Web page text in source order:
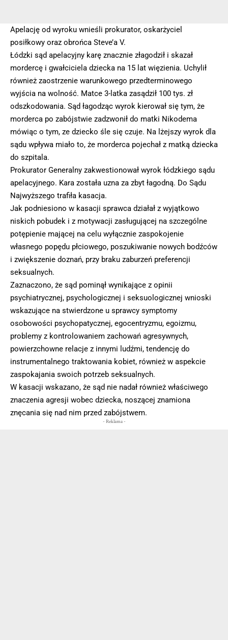
Apelację od wyroku wnieśli prokurator, oskarżyciel
posiłkowy oraz obrońca Steve’a V.
Łódzki sąd apelacyjny karę znacznie złagodził i skazał
mordercę i gwałciciela dziecka na 15 lat więzienia. Uchylił
również zaostrzenie warunkowego przedterminowego
wyjścia na wolność. Matce 3-latka zasądził 100 tys. zł
odszkodowania. Sąd łagodząc wyrok kierował się tym, że
morderca po zabójstwie zadzwonił do matki Nikodema
mówiąc o tym, ze dziecko śle się czuje. Na lżejszy wyrok dla
sądu wpływa miało to, że morderca pojechał z matką dziecka
do szpitala.
Prokurator Generalny zakwestionował wyrok łódzkiego sądu
apelacyjnego. Kara została uzna za zbyt łagodną. Do Sądu
Najwyższego trafiła kasacja.
Jak podniesiono w kasacji sprawca działał z wyjątkowo
niskich pobudek i z motywacji zasługującej na szczególne
potępienie mającej na celu wyłącznie zaspokojenie
własnego popędu płciowego, poszukiwanie nowych bodźców
i zwiększenie doznań, przy braku zaburzeń preferencji
seksualnych.
Zaznaczono, że sąd pominął wynikające z opinii
psychiatrycznej, psychologicznej i seksuologicznej wnioski
wskazujące na stwierdzone u sprawcy symptomy
osobowości psychopatycznej, egocentryzmu, egoizmu,
problemy z kontrolowaniem zachowań agresywnych,
powierzchowne relacje z innymi ludźmi, tendencję do
instrumentalnego traktowania kobiet, również w aspekcie
zaspokajania swoich potrzeb seksualnych.
W kasacji wskazano, że sąd nie nadał również właściwego
znaczenia agresji wobec dziecka, noszącej znamiona
znęcania się nad nim przed zabójstwem.
- Reklama -